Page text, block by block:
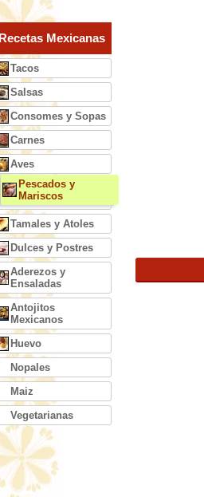
Recetas Mexicanas
Tacos
Salsas
Consomes y Sopas
Carnes
Aves
Pescados y
Mariscos
Tamales y Atoles
Dulces y Postres
Aderezos y
Ensaladas
Antojitos
Mexicanos
Huevo
Nopales
Maiz
Vegetarianas